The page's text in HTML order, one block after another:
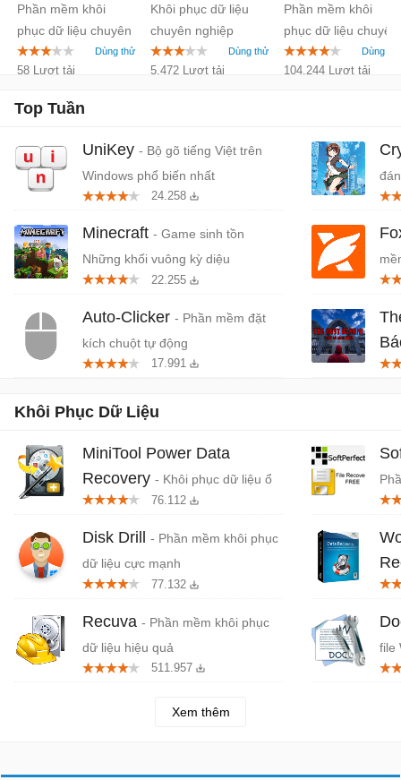
1.5
Phần mềm khôi
phục dữ liệu chuyên
nghiệp
58 Lượt tải
Khôi phục dữ liệu
chuyên nghiệp
5.472 Lượt tải
Phần mềm khôi
phục dữ liệu chuyên
nghiệp
104.244 Lượt tải
Top Tuần
UniKey - Bộ gõ tiếng Việt trên
Windows phổ biến nhất
24.258
Minecraft - Game sinh tồn
Những khối vuông kỳ diệu
22.255
Auto-Clicker - Phần mềm đặt
kích chuột tự động
17.991
Khôi Phục Dữ Liệu
MiniTool Power Data
Recovery - Khôi phục dữ liệu ổ
cứng, SSD, USB, thẻ nhớ...
76.112
Disk Drill - Phần mềm khôi phục
dữ liệu cực mạnh
77.132
Recuva - Phần mềm khôi phục
dữ liệu hiệu quả
511.957
dữ
file
Xem thêm